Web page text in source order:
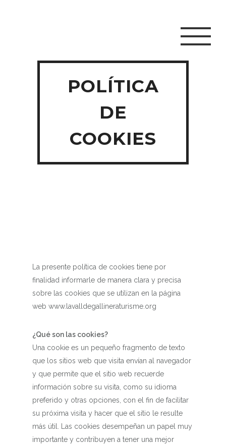
POLÍTICA
DE
COOKIES
La presente política de cookies tiene por
finalidad informarle de manera clara y precisa
sobre las cookies que se utilizan en la página
web www.lavalldegallineraturisme.org
¿Qué son las cookies?
Una cookie es un pequeño fragmento de texto
que los sitios web que visita envían al navegador
y que permite que el sitio web recuerde
información sobre su visita, como su idioma
preferido y otras opciones, con el fin de facilitar
su próxima visita y hacer que el sitio le resulte
más útil. Las cookies desempeñan un papel muy
importante y contribuyen a tener una mejor